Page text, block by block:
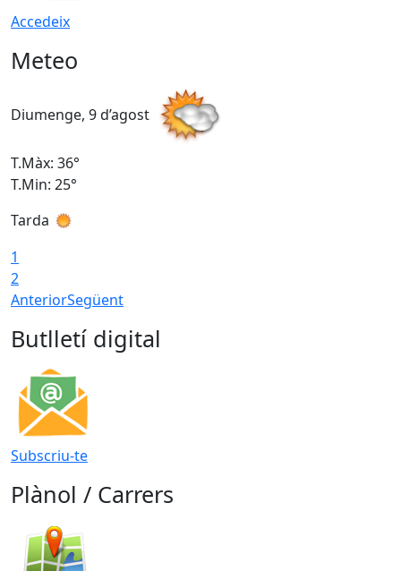
Accedeix
Meteo
Diumenge, 9 d’agost
T.Màx: 36°
T.Min: 25°
Tarda
1
2
AnteriorSegüent
Butlletí digital
Subscriu-te
Plànol / Carrers